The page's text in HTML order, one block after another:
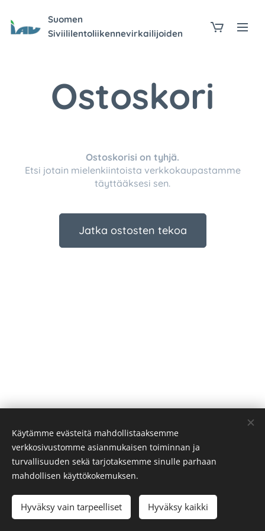
Suomen
Siviililentoliikennevirkailijoiden
Ostoskori
Ostoskorisi on tyhjä.
Etsi jotain mielenkiintoista verkkokaupastamme
täyttääksesi sen.
Jatka ostosten tekoa
LuotuWebnodella Evästeet
Käytämme evästeitä mahdollistaaksemme
verkkosivustomme asianmukaisen toiminnan ja
turvallisuuden sekä tarjotaksemme sinulle parhaan
mahdollisen käyttökokemuksen.
Hyväksy vain tarpeelliset Hyväksy kaikki